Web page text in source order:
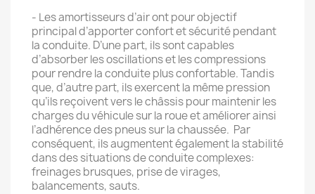
- Les amortisseurs d’air ont pour objectif
principal d’apporter confort et sécurité pendant
la conduite. D’une part, ils sont capables
d’absorber les oscillations et les compressions
pour rendre la conduite plus confortable. Tandis
que, d’autre part, ils exercent la même pression
qu’ils reçoivent vers le châssis pour maintenir les
charges du véhicule sur la roue et améliorer ainsi
l’adhérence des pneus sur la chaussée. Par
conséquent, ils augmentent également la stabilité
dans des situations de conduite complexes:
freinages brusques, prise de virages,
balancements, sauts.